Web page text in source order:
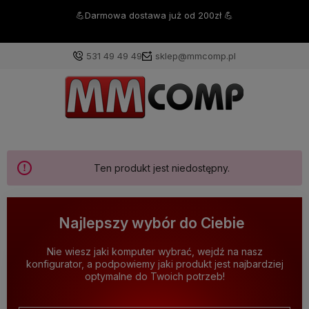
💪Darmowa dostawa już od 200zł 💪
531 49 49 49 sklep@mmcomp.pl
Ten produkt jest niedostępny.
Najlepszy wybór do Ciebie
Nie wiesz jaki komputer wybrać, wejdź na nasz
konfigurator, a podpowiemy jaki produkt jest najbardziej
optymalne do Twoich potrzeb!